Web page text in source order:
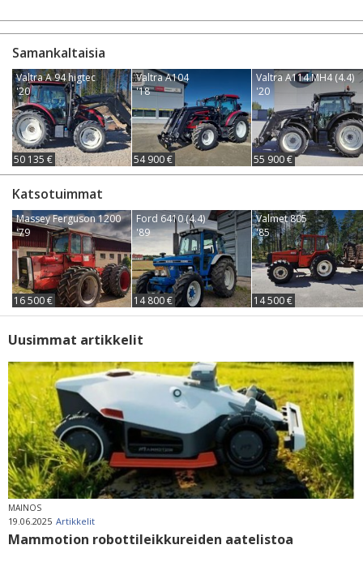
Samankaltaisia
Valtra A 94 higtec
'20
50 135 €
Valtra A104
'18
54 900 €
Valtra A114 MH4 (4.4)
'20
55 900 €
Katsotuimmat
Massey Ferguson 1200
'79
16 500 €
Ford 6410 (4.4)
'89
14 800 €
Valmet 805
'85
14 500 €
Uusimmat artikkelit
MAINOS
19.06.2025 Artikkelit
Mammotion robottileikkureiden aatelistoa